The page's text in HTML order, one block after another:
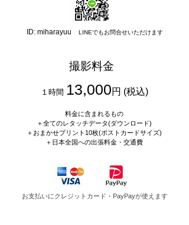
ID: miharayuu LINEでもお問合せいただけます
撮影料金
１時間 13,000円 (税込)
料金に含まれるもの
＋全てのレタッチデータ(ダウンロード)
＋ おまかせプリント10枚(ポストカードサイズ)
＋日本全国への出張料金・交通費
お支払いにクレジットカード・PayPayが使えます